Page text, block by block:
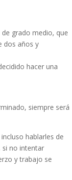
grado medio, que
dos años y
hacer una
siempre será
hablarles de
si no intentar
y trabajo se